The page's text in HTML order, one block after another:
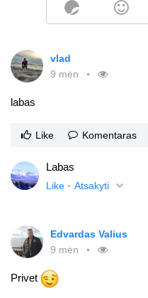
vlad
9 mėn
labas
Like Komentaras
Labas
Like Atsakyti
Edvardas Valius
9 mėn
Privet